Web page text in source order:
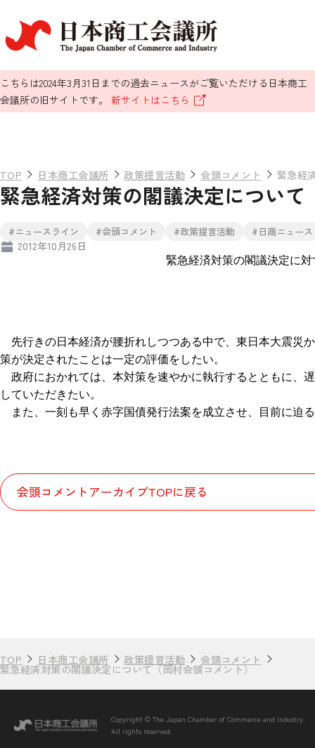
こちらは2024年3月31日までの過去ニュースがご覧いただける日本商工
会議所の旧サイトです。 新サイトはこちら
TOP 日本商工会議所 政策提言活動 会頭コメント 緊急経
緊急経済対策の閣議決定につい
#ニュースライン #会頭コメント #政策提言活動 #日商ニュース
2012年10月26日
緊急経済対策の閣議決定に
先行きの日本経済が腰折れしつつある中で、東日本大震災
策が決定されたことは一定の評価をしたい。
政府におかれては、本対策を速やかに執行するとともに、
していただきたい。
また、一刻も早く赤字国債発行法案を成立させ、目前に迫
会頭コメントアーカイブTOPに戻る
TOP 日本商工会議所 政策提言活動 会頭コメント
緊急経済対策の閣議決定について（岡村会頭コメント）
Copyright © The Japan Chamber of Commerce and Industry.
All rights reserved.